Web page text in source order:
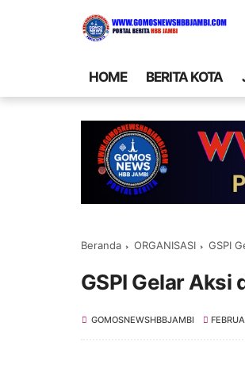
HOME BERITA KOTA
Beranda ORGANISASI GSPI
GSPI Gelar Aksi
GOMOSNEWSHBBJAMBI